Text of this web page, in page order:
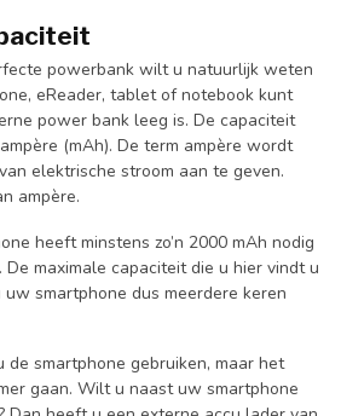
powerbank wilt u natuurlijk weten
eReader, tablet of notebook kunt
power bank leeg is. De capaciteit
(mAh). De term ampère wordt
elektrische stroom aan te geven.
ampère.
heeft minstens zo’n 2000 mAh nodig
maximale capaciteit die u hier vindt u
smartphone dus meerdere keren
smartphone gebruiken, maar het
gaan. Wilt u naast uw smartphone